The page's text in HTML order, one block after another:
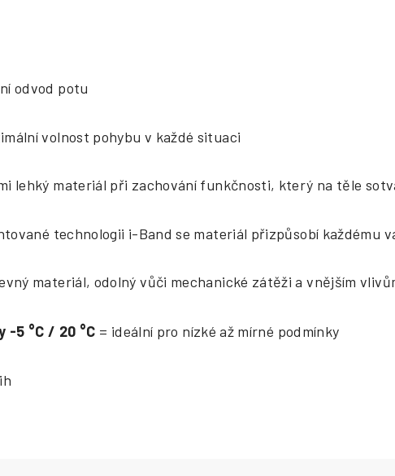
odvod potu
volnost pohybu v každé situaci
lehký materiál při zachování funkčnosti, který na těle
technologii i-Band se materiál přizpůsobí každému
materiál, odolný vůči mechanické zátěži a vnějším
-5 °C / 20 °C = ideální pro nízké až mírné podmínky